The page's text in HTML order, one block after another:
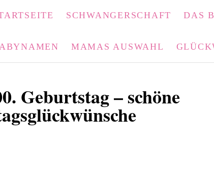
SCHWANGERSCHAFT DAS
MAMAS AUSWAHL
Geburtstag – schöne